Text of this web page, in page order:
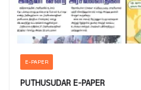
E-PAPER
PUTHUSUDAR E-PAPER